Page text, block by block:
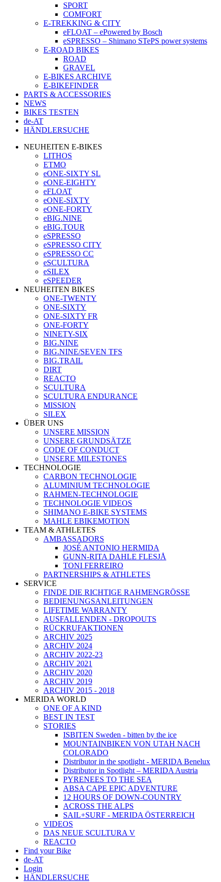
SPORT
COMFORT
E-TREKKING & CITY
eFLOAT – ePowered by Bosch
eSPRESSO – Shimano STePS power systems
E-ROAD BIKES
ROAD
GRAVEL
E-BIKES ARCHIVE
E-BIKEFINDER
PARTS & ACCESSORIES
NEWS
BIKES TESTEN
de-AT
HÄNDLERSUCHE
NEUHEITEN E-BIKES
LITHOS
ETMO
eONE-SIXTY SL
eONE-EIGHTY
eFLOAT
eONE-SIXTY
eONE-FORTY
eBIG.NINE
eBIG.TOUR
eSPRESSO
eSPRESSO CITY
eSPRESSO CC
eSCULTURA
eSILEX
eSPEEDER
NEUHEITEN BIKES
ONE-TWENTY
ONE-SIXTY
ONE-SIXTY FR
ONE-FORTY
NINETY-SIX
BIG.NINE
BIG.NINE/SEVEN TFS
BIG.TRAIL
DIRT
REACTO
SCULTURA
SCULTURA ENDURANCE
MISSION
SILEX
ÜBER UNS
UNSERE MISSION
UNSERE GRUNDSÄTZE
CODE OF CONDUCT
UNSERE MILESTONES
TECHNOLOGIE
CARBON TECHNOLOGIE
ALUMINIUM TECHNOLOGIE
RAHMEN-TECHNOLOGIE
TECHNOLOGIE VIDEOS
SHIMANO E-BIKE SYSTEMS
MAHLE EBIKEMOTION
TEAM & ATHLETES
AMBASSADORS
JOSÉ ANTONIO HERMIDA
GUNN-RITA DAHLE FLESJÅ
TONI FERREIRO
PARTNERSHIPS & ATHLETES
SERVICE
FINDE DIE RICHTIGE RAHMENGRÖSSE
BEDIENUNGSANLEITUNGEN
LIFETIME WARRANTY
AUSFALLENDEN - DROPOUTS
RÜCKRUFAKTIONEN
ARCHIV 2025
ARCHIV 2024
ARCHIV 2022-23
ARCHIV 2021
ARCHIV 2020
ARCHIV 2019
ARCHIV 2015 - 2018
MERIDA WORLD
ONE OF A KIND
BEST IN TEST
STORIES
ISBITEN Sweden - bitten by the ice
MOUNTAINBIKEN VON UTAH NACH
COLORADO
Distributor in the spotlight - MERIDA Benelux
Distributor in Spotlight – MERIDA Austria
PYRENEES TO THE SEA
ABSA CAPE EPIC ADVENTURE
12 HOURS OF DOWN-COUNTRY
ACROSS THE ALPS
SAIL+SURF - MERIDA ÖSTERREICH
VIDEOS
DAS NEUE SCULTURA V
REACTO
Find your Bike
de-AT
Login
HÄNDLERSUCHE